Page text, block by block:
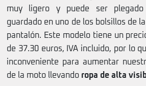
muy ligero y puede ser
guardado en uno de los bolsillos de
pantalón. Este modelo tiene un
de 37.30 euros, IVA incluido, por lo
inconveniente para aumentar
de la moto llevando ropa de alta